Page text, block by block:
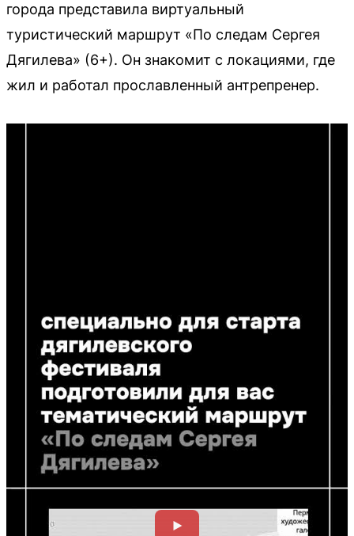
города представила виртуальный
туристический маршрут «По следам Сергея
Дягилева» (6+). Он знакомит с локациями, где
жил и работал прославленный антрепренер.